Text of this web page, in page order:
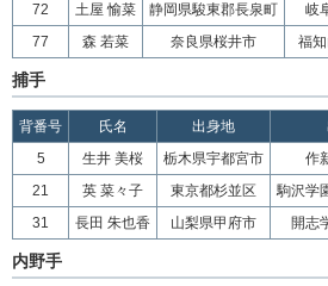
72
土屋 愉菜 静岡県駿東郡長泉町 岐
77
森 若菜 奈良県桜井市 福
捕手
背番号 氏名 出身地
5
生井 美桜 栃木県宇都宮市 作
21
英 菜々子 東京都杉並区 駒沢学
31
長田 朱也香 山梨県甲府市 開志
内野手